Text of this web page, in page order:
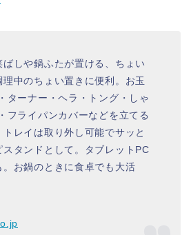
しや鍋ふたが置ける、ちょい
中のちょい置きに便利。お玉
ターナー・ヘラ・トング・しゃ
フライパンカバーなどを立てる
レイは取り外し可能でサッと
タンドとして。タブレットPC
。お鍋のときに食卓でも大活